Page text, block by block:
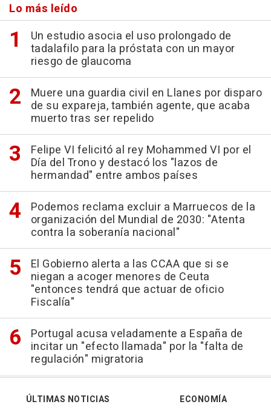
Lo más leído
Un estudio asocia el uso prolongado de
tadalafilo para la próstata con un mayor
riesgo de glaucoma
Muere una guardia civil en Llanes por disparo
de su expareja, también agente, que acaba
muerto tras ser repelido
Felipe VI felicitó al rey Mohammed VI por el
Día del Trono y destacó los "lazos de
hermandad" entre ambos países
Podemos reclama excluir a Marruecos de la
organización del Mundial de 2030: "Atenta
contra la soberanía nacional"
El Gobierno alerta a las CCAA que si se
niegan a acoger menores de Ceuta
"entonces tendrá que actuar de oficio
Fiscalía"
Portugal acusa veladamente a España de
incitar un "efecto llamada" por la "falta de
regulación" migratoria
ÚLTIMAS NOTICIAS
ECONOMÍA